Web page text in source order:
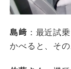
島﨑 ：最近試
かべると、そ